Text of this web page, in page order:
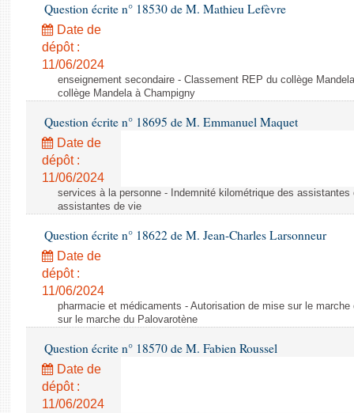
Question écrite n° 18530 de M. Mathieu Lefèvre
Date de
dépôt :
11/06/2024
enseignement secondaire - Classement REP du collège
collège Mandela à Champigny
Question écrite n° 18695 de M. Emmanuel Maquet
Date de
dépôt :
11/06/2024
services à la personne - Indemnité kilométrique des
assistantes de vie
Question écrite n° 18622 de M. Jean-Charles Larsonneur
Date de
dépôt :
11/06/2024
pharmacie et médicaments - Autorisation de mise sur le
sur le marche du Palovarotène
Question écrite n° 18570 de M. Fabien Roussel
Date de
dépôt :
11/06/2024